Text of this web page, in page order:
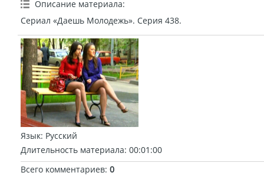
Описание материала:
Сериал «Даешь Молодежь». Серия 438.
Язык: Русский
Длительность материала: 00:01:00
Всего комментариев: 0